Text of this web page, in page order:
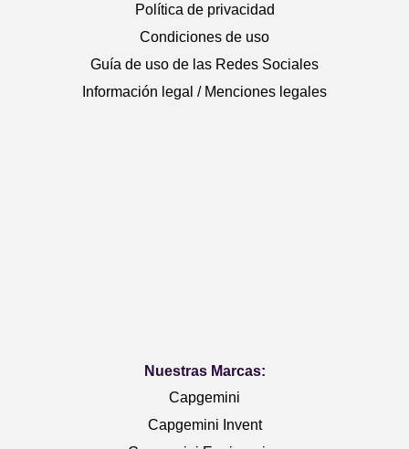
Política de privacidad
Condiciones de uso
Guía de uso de las Redes Sociales
Información legal / Menciones legales
Nuestras Marcas:
Capgemini
Capgemini Invent